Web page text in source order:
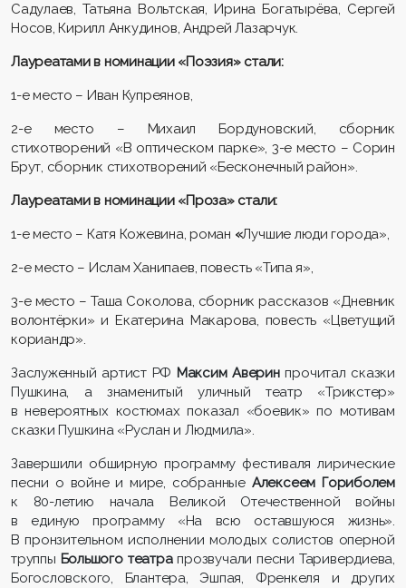
Садулаев, Татьяна Вольтская, Ирина Богатырёва, Сергей
Носов, Кирилл Анкудинов, Андрей Лазарчук.
Лауреатами в номинации «Поэзия» стали:
1-е место – Иван Купреянов,
2-е место – Михаил Бордуновский, сборник
стихотворений «В оптическом парке», 3-е место – Сорин
Брут, сборник стихотворений «Бесконечный район».
Лауреатами в номинации «Проза» стали:
1-е место – Катя Кожевина, роман «Лучшие люди города»,
2-е место – Ислам Ханипаев, повесть «Типа я»,
3-е место – Таша Соколова, сборник рассказов «Дневник
волонтёрки» и Екатерина Макарова, повесть «Цветущий
кориандр».
Заслуженный артист РФ Максим Аверинпрочитал сказки
Пушкина, а знаменитый уличный театр «Трикстер»
в невероятных костюмах показал «боевик» по мотивам
сказки Пушкина «Руслан и Людмила».
Завершили обширную программу фестиваля лирические
песни о войне и мире, собранные Алексеем Гориболем
к 80-летию начала Великой Отечественной войны
в единую программу «На всю оставшуюся жизнь».
В пронзительном исполнении молодых солистов оперной
труппы Большого театрапрозвучали песни Таривердиева,
Богословского, Блантера, Эшпая, Френкеля и других